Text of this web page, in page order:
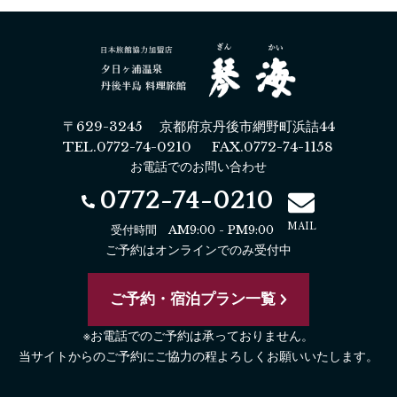
〒629-3245 京都府京丹後市網野町浜詰44
TEL.0772-74-0210 FAX.0772-74-1158
お電話でのお問い合わせ
0772-74-0210
受付時間 AM9:00 - PM9:00 MAIL
ご予約はオンラインでのみ受付中
ご予約・宿泊プラン一覧
※お電話でのご予約は承っておりません。
当サイトからのご予約にご協力の程よろしくお願いいたします。